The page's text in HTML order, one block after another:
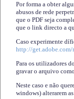
Por forma a obter
abusos de rede
que o PDF seja
que o link directo a
Caso experimente
http://get.adobe.com/
Para os utilizadores do
gravar o arquivo como
Neste caso e não
windows) alterarem